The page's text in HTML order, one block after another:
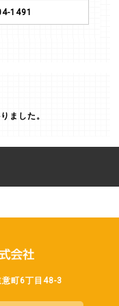
1491
ました。
意町6丁目48-3